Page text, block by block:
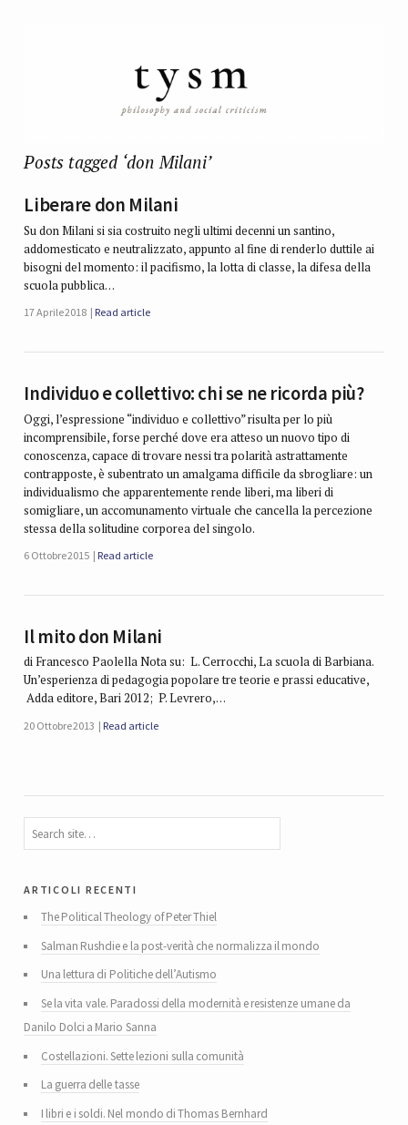
Posts tagged ‘don Milani’
Liberare don Milani
Su don Milani si sia costruito negli ultimi decenni un santino,
addomesticato e neutralizzato, appunto al fine di renderlo duttile ai
bisogni del momento: il pacifismo, la lotta di classe, la difesa della
scuola pubblica…
17 Aprile 2018 Read article
Individuo e collettivo: chi se ne ricorda più?
Oggi, l’espressione “individuo e collettivo” risulta per lo più
incomprensibile, forse perché dove era atteso un nuovo tipo di
conoscenza, capace di trovare nessi tra polarità astrattamente
contrapposte, è subentrato un amalgama difficile da sbrogliare: un
individualismo che apparentemente rende liberi, ma liberi di
somigliare, un accomunamento virtuale che cancella la percezione
stessa della solitudine corporea del singolo.
6 Ottobre 2015 Read article
Il mito don Milani
di Francesco Paolella Nota su: L. Cerrocchi, La scuola di Barbiana.
Un’esperienza di pedagogia popolare tre teorie e prassi educative,
Adda editore, Bari 2012; P. Levrero,…
20 Ottobre 2013 Read article
articoli recenti
The Political Theology of Peter Thiel
Salman Rushdie e la post-verità che normalizza il mondo
Una lettura di Politiche dell’Autismo
Se la vita vale. Paradossi della modernità e resistenze umane da
Danilo Dolci a Mario Sanna
Costellazioni. Sette lezioni sulla comunità
La guerra delle tasse
I libri e i soldi. Nel mondo di Thomas Bernhard